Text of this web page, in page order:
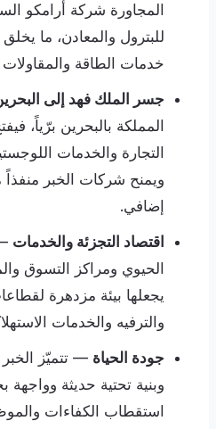
المجاورة شركة أرامكو
للبترول والمعادن، ما
خدمات الطاقة والمقاولات
جسر الملك فهد إلى
المملكة بالبحرين برّياً،
التجارة والخدمات
ويمنح شركات الخبر
إضافي.
اقتصاد التجزئة والخدمات
الحيوي ومراكز التسوق
يجعلها بيئة مزدهرة
والترفيه والخدمات
جودة الحياة — تتميّز
وبنية تحتية حديثة وواجهة
استقطاب الكفاءات